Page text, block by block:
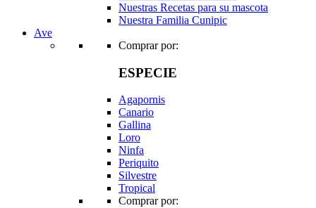
Nuestras Recetas para su mascota
Nuestra Familia Cunipic
Ave
Comprar por:
ESPECIE
Agapornis
Canario
Gallina
Loro
Ninfa
Periquito
Silvestre
Tropical
Comprar por: